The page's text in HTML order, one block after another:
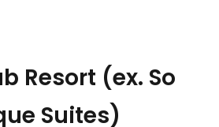
Resort (ex. So
Suites)